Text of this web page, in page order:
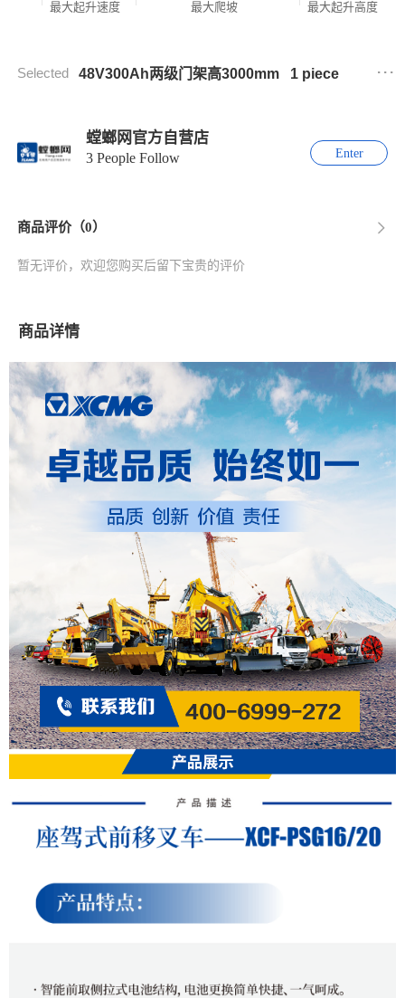
最大起升速度
最大爬坡
最大起升高度
Selected 48V300Ah两级门架高3000mm 1 piece ...
螳螂网官方自营店
3 People Follow Enter
商品评价（0）
暂无评价，欢迎您购买后留下宝贵的评价
商品详情